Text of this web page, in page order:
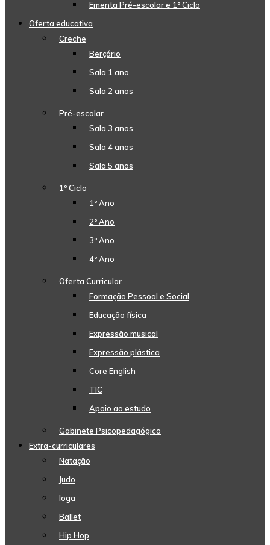
Ementa Pré-escolar e 1º Ciclo
Oferta educativa
Creche
Berçário
Sala 1 ano
Sala 2 anos
Pré-escolar
Sala 3 anos
Sala 4 anos
Sala 5 anos
1º Ciclo
1º Ano
2º Ano
3º Ano
4º Ano
Oferta Curricular
Formação Pessoal e Social
Educação física
Expressão musical
Expressão plástica
Core English
TIC
Apoio ao estudo
Gabinete Psicopedagógico
Extra-curriculares
Natação
Judo
Ioga
Ballet
Hip Hop